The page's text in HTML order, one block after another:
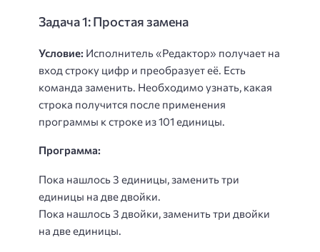
Задача 1: Простая замена
Условие: Исполнитель «Редактор» получает на
вход строку цифр и преобразует её. Есть
команда заменить. Необходимо узнать, какая
строка получится после применения
программы к строке из 101 единицы.
Программа:
Пока нашлось 3 единицы, заменить три
единицы на две двойки.
Пока нашлось 3 двойки, заменить три двойки
на две единицы.